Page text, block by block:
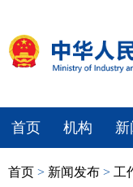
首页 机构 新
首页 > 新闻发布 > 工